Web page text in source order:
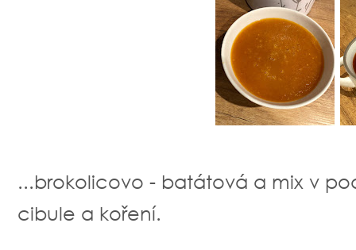
...brokolicovo - batátová a mix v
cibule a koření.